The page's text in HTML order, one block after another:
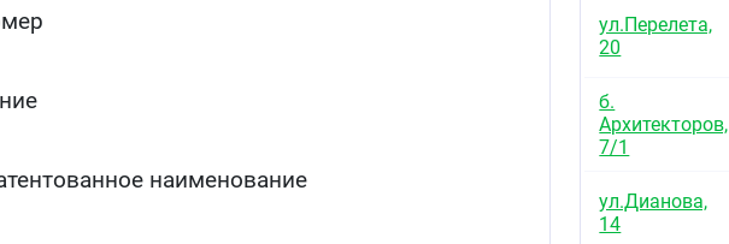
наименование
ул.Перелета,
20
б.
Архитекторов,
7/1
ул.Дианова,
14